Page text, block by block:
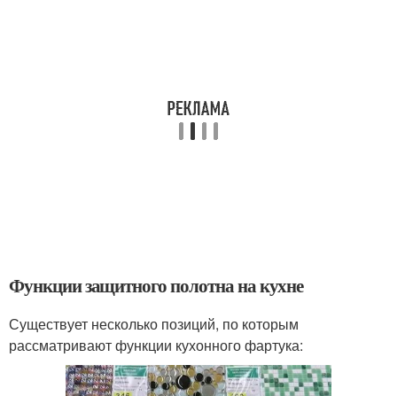
Функции защитного полотна на кухне
Существует несколько позиций, по которым
рассматривают функции кухонного фартука: